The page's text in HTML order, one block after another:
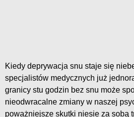
Kiedy deprywacja snu staje się
specjalistów medycznych już
granicy stu godzin bez snu może
nieodwracalne zmiany w naszej
poważniejsze skutki niesie za sobą